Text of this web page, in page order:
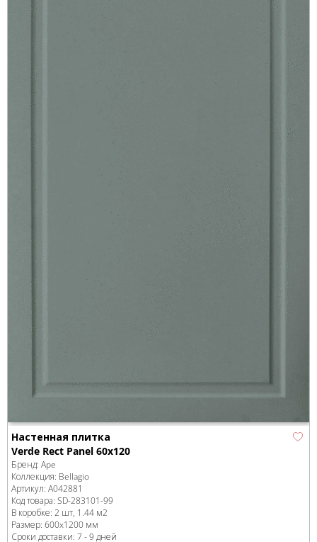
Настенная плитка
Verde Rect Panel 60x120
Бренд: Ape
Коллекция: Bellagio
Артикул: A042881
Код товара: SD-283101-99
В коробке: 2 шт, 1.44 м2
Размер: 600x1200 мм
Сроки доставки: 7 - 9 дней